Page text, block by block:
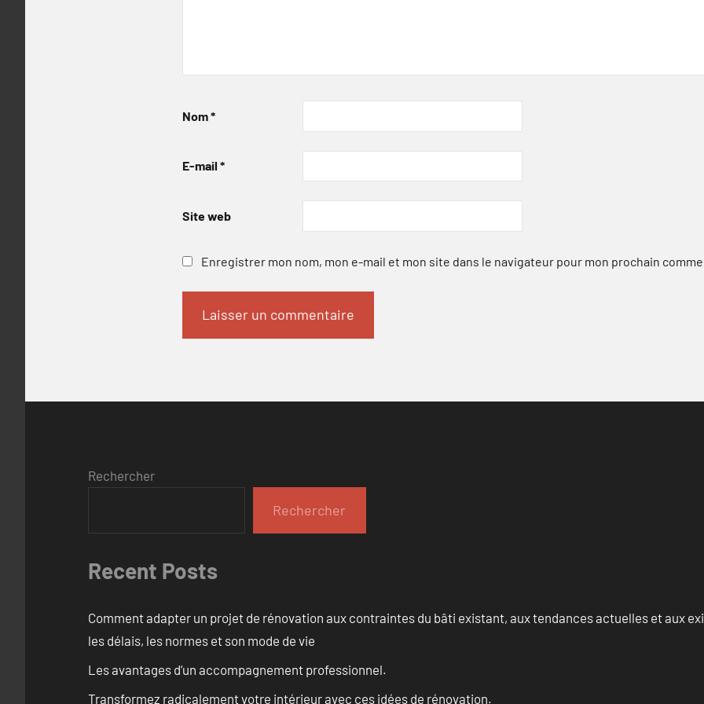
Nom*
E-mail *
Site web
Enregistrer mon nom, mon e-mail et mon site dans le navigateur pour mon prochain
Rechercher
Rechercher
Recent Posts
Comment adapter un projet de rénovation aux contraintes du bâti existant, aux tendances actuelles et aux
les délais, les normes et son mode de vie
Les avantages d’un accompagnement professionnel.
Transformez radicalement votre intérieur avec ces idées de rénovation.